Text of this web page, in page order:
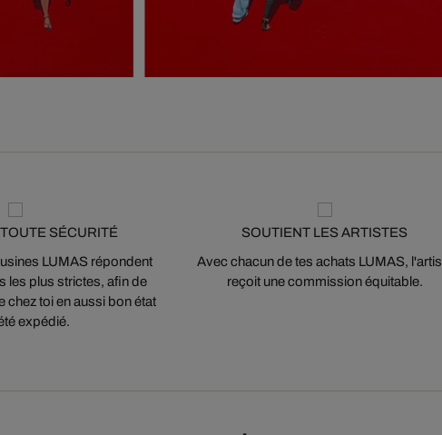
SÉCURITÉ
LUMAS répondent
les plus strictes, afin de
chez toi en aussi bon état
expédié.
SOUTIENT LES ARTISTES
Avec chacun de tes achats LUMAS,
reçoit une commission équitable.